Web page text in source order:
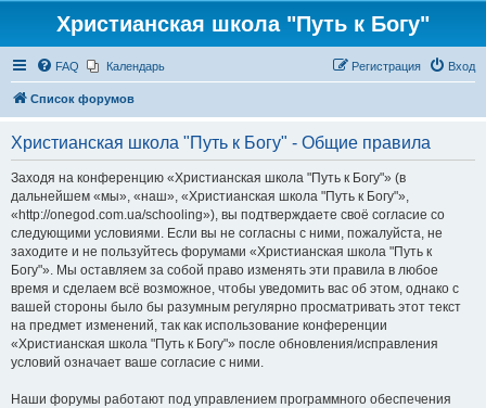
Христианская школа "Путь к Богу"
FAQ Календарь Вход
Регистрация
Список форумов
Христианская школа "Путь к Богу" - Общие правила
Заходя на конференцию «Христианская школа "Путь к Богу"» (в
дальнейшем «мы», «наш», «Христианская школа "Путь к Богу"»,
«http://onegod.com.ua/schooling»), вы подтверждаете своё согласие со
следующими условиями. Если вы не согласны с ними, пожалуйста, не
заходите и не пользуйтесь форумами «Христианская школа "Путь к
Богу"». Мы оставляем за собой право изменять эти правила в любое
время и сделаем всё возможное, чтобы уведомить вас об этом, однако с
вашей стороны было бы разумным регулярно просматривать этот текст
на предмет изменений, так как использование конференции
«Христианская школа "Путь к Богу"» после обновления/исправления
условий означает ваше согласие с ними.
Наши форумы работают под управлением программного обеспечения